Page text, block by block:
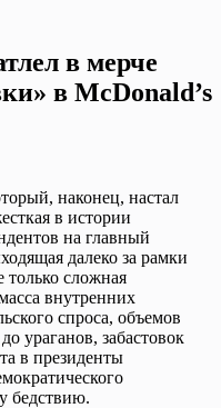
в мерче
в McDonald’s
наконец, настал
в истории
на главный
далеко за рамки
только сложная
внутренних
спроса, объемов
ураганов, забастовок
в президенты
бедствию.